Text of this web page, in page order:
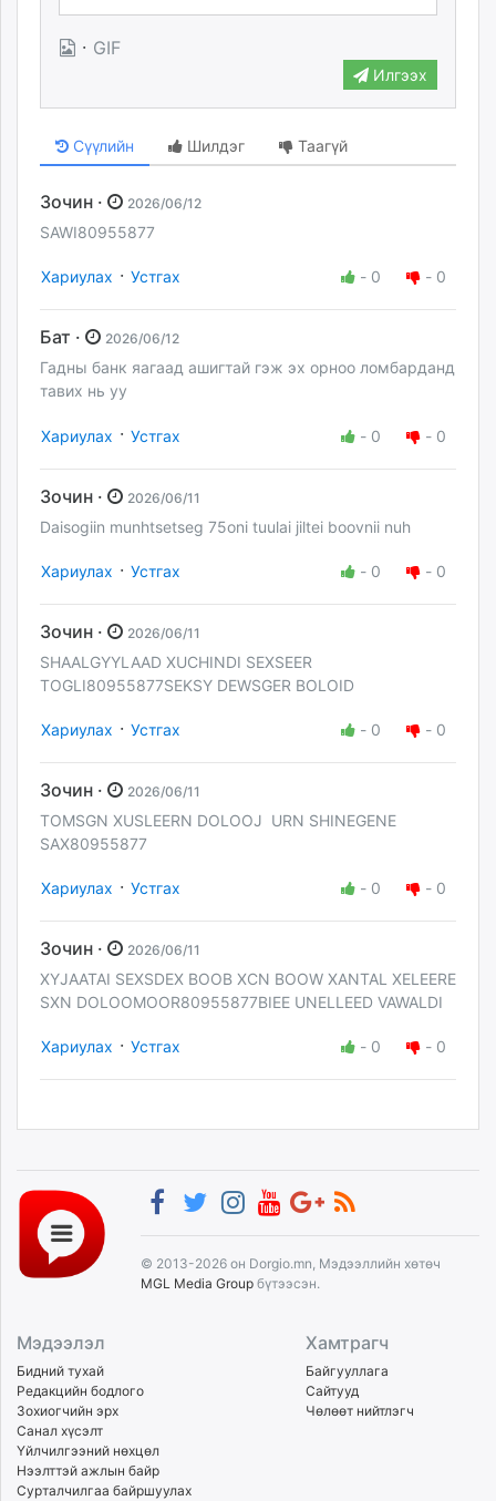
· GIF
Илгээх
Сүүлийн Шилдэг Таагүй
Зочин · 2026/06/12
SAWI80955877
Хариулах · Устгах - 0 - 0
Бат · 2026/06/12
Гадны банк яагаад ашигтай гэж эх орноо ломбарданд
тавих нь уу
Хариулах · Устгах - 0 - 0
Зочин · 2026/06/11
Daisogiin munhtsetseg 75oni tuulai jiltei boovnii nuh
Хариулах · Устгах - 0 - 0
Зочин · 2026/06/11
SHAALGYYLAAD XUCHINDI SEXSEER
TOGLI80955877SEKSY DEWSGER BOLOID
Хариулах · Устгах - 0 - 0
Зочин · 2026/06/11
TOMSGN XUSLEERN DOLOOJ URN SHINEGENE
SAX80955877
Хариулах · Устгах - 0 - 0
Зочин · 2026/06/11
XYJAATAI SEXSDEX BOOB XCN BOOW XANTAL XELEERE
SXN DOLOOMOOR80955877BIEE UNELLEED VAWALDI
Хариулах · Устгах - 0 - 0
© 2013-2026 он Dorgio.mn, Мэдээллийн хөтөч
MGL Media Group бүтээсэн.
Мэдээлэл
Бидний тухай
Редакцийн бодлого
Зохиогчийн эрх
Санал хүсэлт
Үйлчилгээний нөхцөл
Нээлттэй ажлын байр
Сурталчилгаа байршуулах
Хамтрагч
Байгууллага
Сайтууд
Чөлөөт нийтлэгч